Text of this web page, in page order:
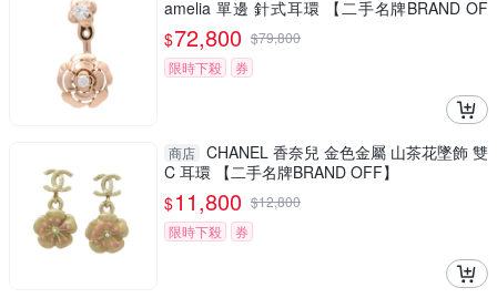
amelia 單邊 針式耳環 【二手名牌BRAND OF
F】
$72,800 $79,800
限時下殺
券
商店 CHANEL 香奈兒 金色金屬 山茶花墜飾 雙
C 耳環 【二手名牌BRAND OFF】
$11,800 $12,800
限時下殺
券